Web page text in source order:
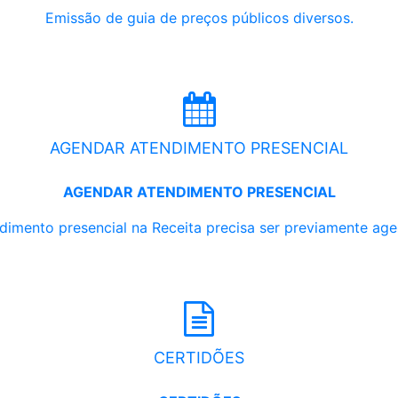
Emissão de guia de preços públicos diversos.
AGENDAR ATENDIMENTO PRESENCIAL
AGENDAR ATENDIMENTO PRESENCIAL
presencial na Receita precisa ser previamente
CERTIDÕES